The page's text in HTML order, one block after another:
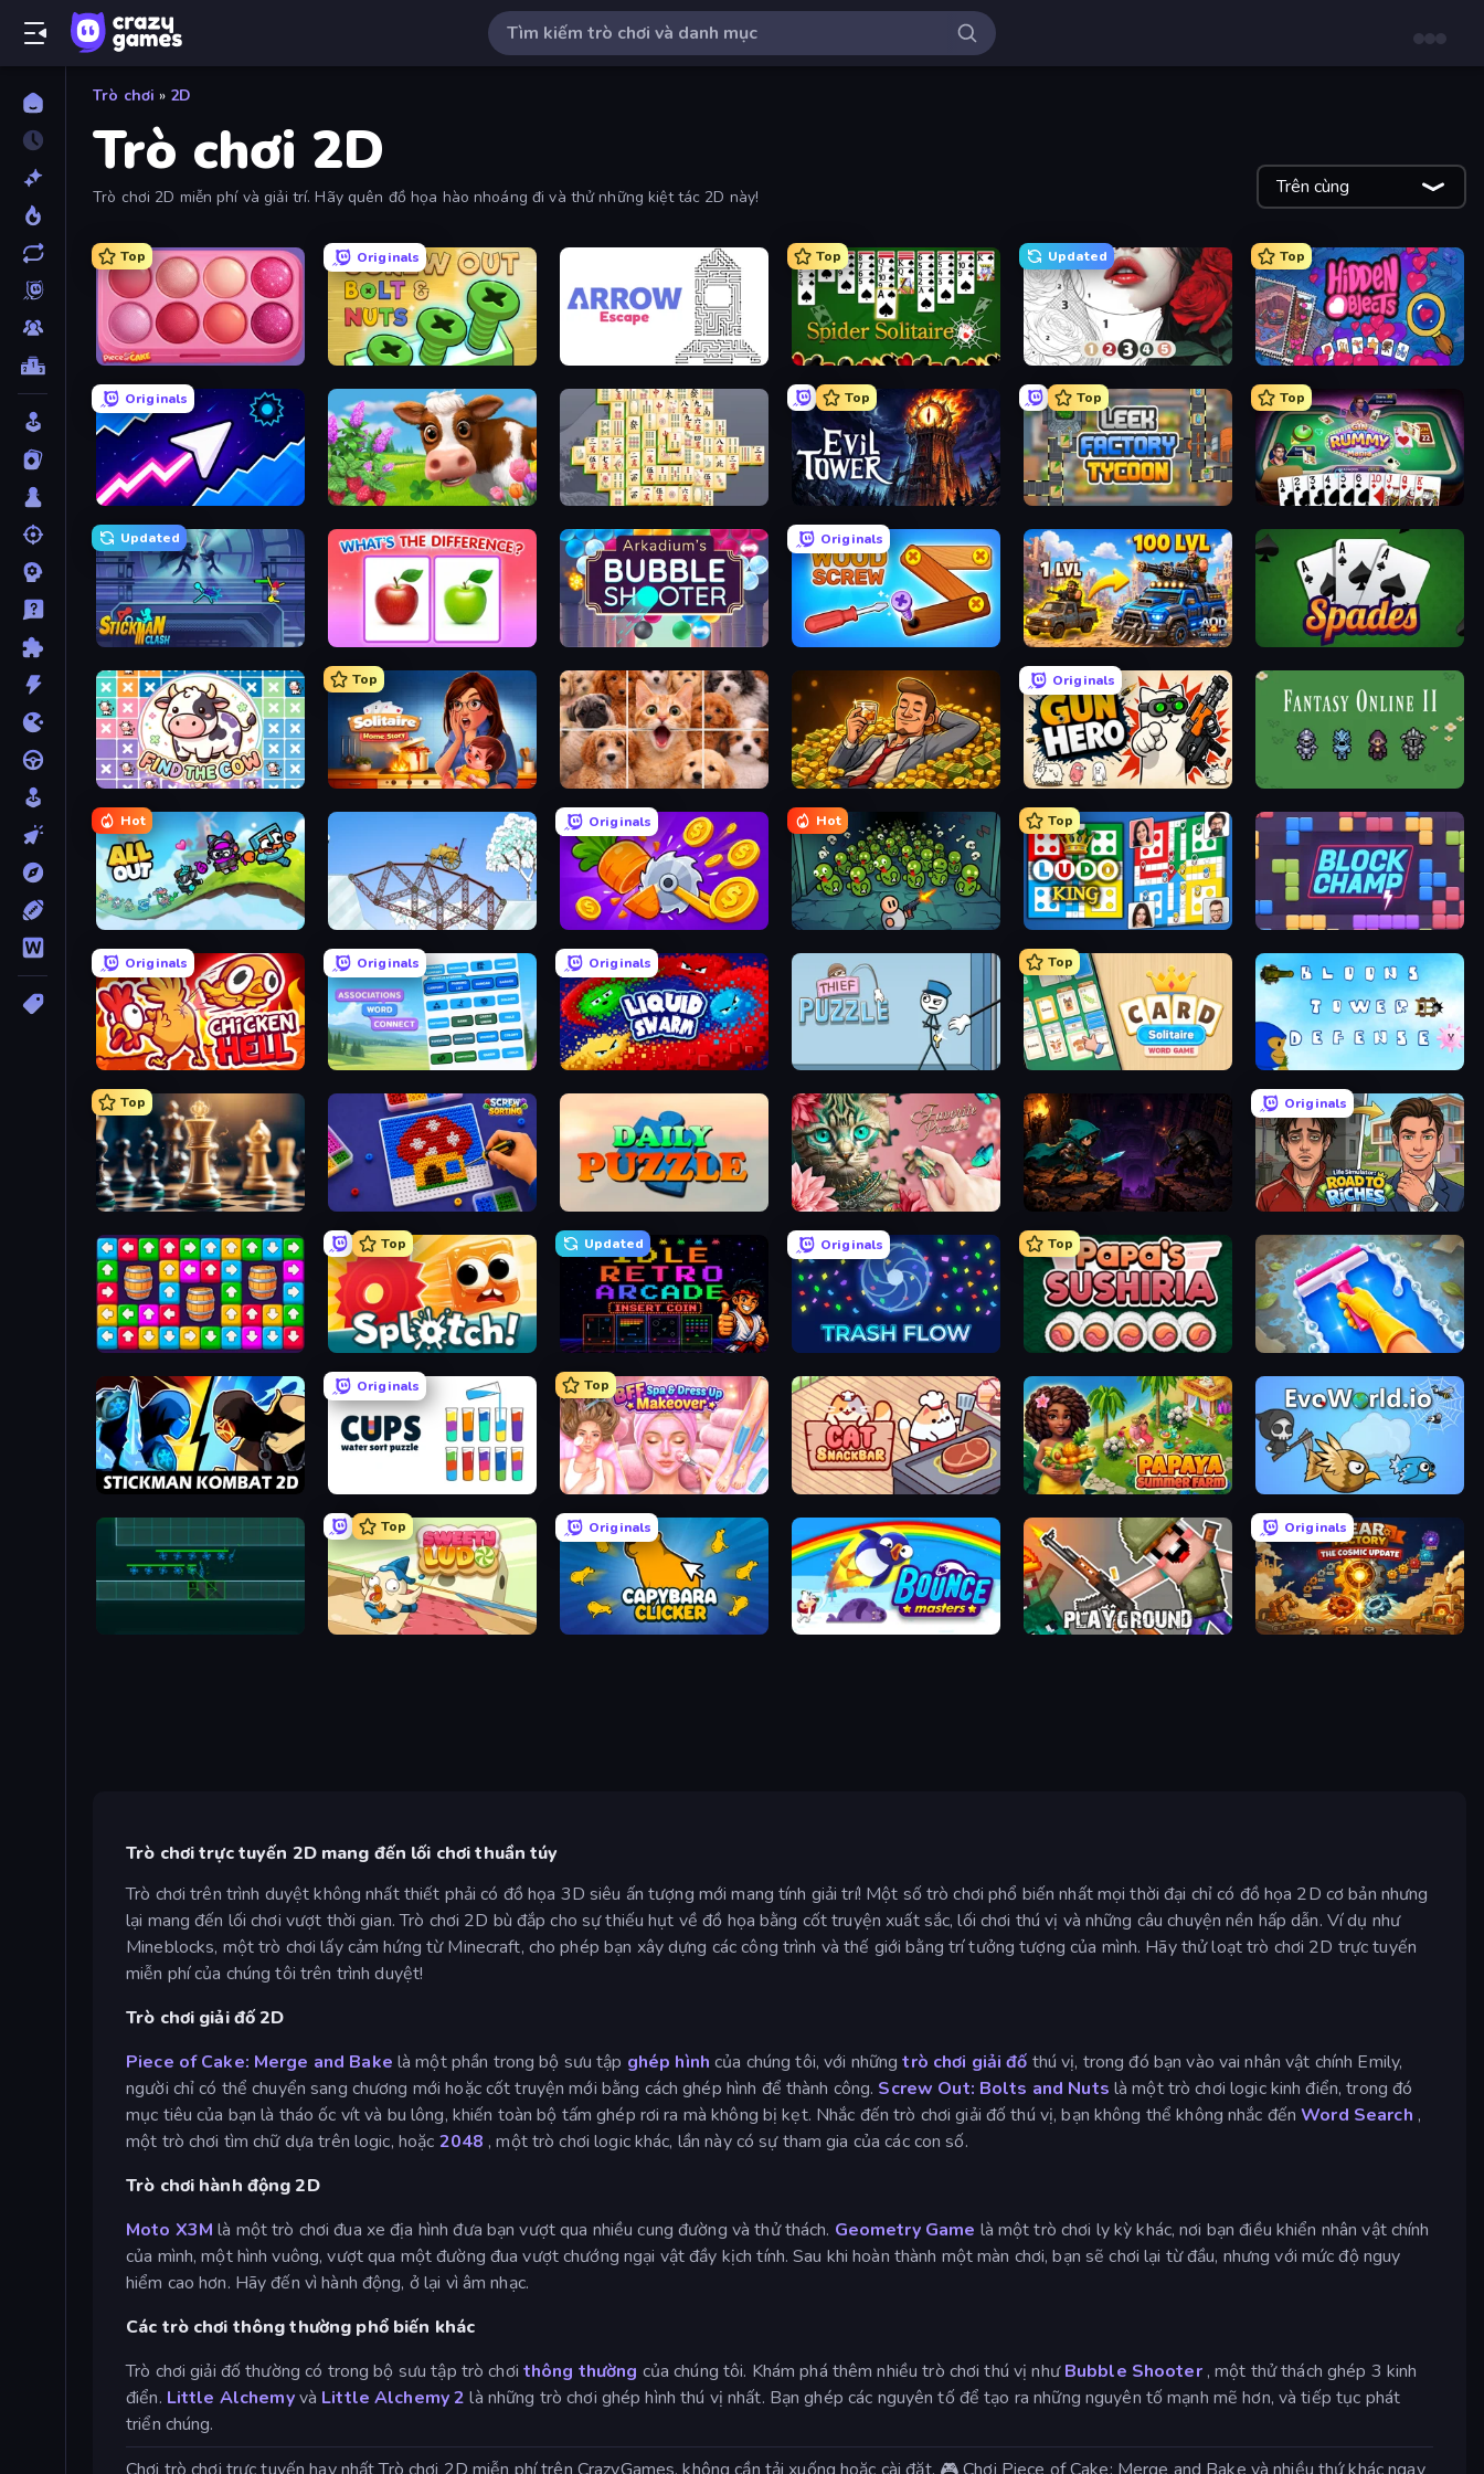
Trò chơi » 2D
Trò chơi 2D
Trò chơi 2D miễn phí và giải trí. Hãy quên đồ họa hào nhoáng đi và thử những kiệt tác 2D này! Trên cùng
Top
Piece of Cake: Merge and Bake
Originals
Screw Out: Bolts and Nuts
Top
Spider Solitaire
Updated
Numicolor
Top
Hidden Objects
Originals
Space Waves Country Life Meadows Mahjong Online
Top
Evil Tower
Top
Leek Factory Tycoon
Top
Gin Rummy Mania
Updated
Stickman Clash What's The Difference? Arkadium's Bubble Shooter
Originals
Wood Screw: Bolts Puzzle AOD - Art Of Defense Spades
Find The Cow
Top
Solitaire Home Story Jigpic Solitaire Idle Billionaire Tycoon
Originals
Gun Hero: Cat Survival
Hot
All Out Railway Bridge
Originals
Farm Ring Idle
Hot
Base Defence
Top
Ludo King Block Champ
Originals
Chicken Hell
Originals
Associations - Word Connect
Originals
Liquid Swarm Thief Puzzle
Top
Card Solitaire: Word Game Bloons Tower Defense 3
Top
Chess Free Screw Sorting Favorite Puzzles Dungeon Descent
Originals
Life Simulator: Road to Riches
Tap Away Story
Top
Splotch!
Updated
Idle Retro Arcade
Originals
Trash Flow
Top
Papa's Sushiria Hotel Rush: Merge Story
Stickman Kombat 2D
Originals Top
BFF Makeover - Spa & Dress Up Cat Snack Bar Papaya Summer Farm EvoWorld.io (FlyOrDie.io)
Top
Sweety Ludo
Originals
Capybara Clicker Bouncemasters Playground
Originals
Gear Factory
Trò chơi trực tuyến 2D mang đến lối chơi thuần túy
Trò chơi trên trình duyệt không nhất thiết phải có đồ họa 3D siêu ấn tượng mới mang tính giải trí! Một số trò chơi phổ biến nhất mọi thời đại chỉ có đồ họa 2D cơ bản nhưng
lại mang đến lối chơi vượt thời gian. Trò chơi 2D bù đắp cho sự thiếu hụt về đồ họa bằng cốt truyện xuất sắc, lối chơi thú vị và những câu chuyện nền hấp dẫn. Ví dụ như
Mineblocks, một trò chơi lấy cảm hứng từ Minecraft, cho phép bạn xây dựng các công trình và thế giới bằng trí tưởng tượng của mình. Hãy thử loạt trò chơi 2D trực tuyến
miễn phí của chúng tôi trên trình duyệt!
Trò chơi giải đố 2D
Piece of Cake: Merge and Bake là một phần trong bộ sưu tập ghép hình của chúng tôi, với nhữngtrò chơi giải đố thú vị, trong đó bạn vào vai nhân vật chính Emily,
người chỉ có thể chuyển sang chương mới hoặc cốt truyện mới bằng cách ghép hình để thành công. Screw Out: Bolts and Nuts là một trò chơi logic kinh điển, trong đó
mục tiêu của bạn là tháo ốc vít và bu lông, khiến toàn bộ tấm ghép rơi ra mà không bị kẹt. Nhắc đến trò chơi giải đố thú vị, bạn không thể không nhắc đếnWord Search ,
một trò chơi tìm chữ dựa trên logic, hoặc 2048 , một trò chơi logic khác, lần này có sự tham gia của các con số.
Trò chơi hành động 2D
Moto X3M là một trò chơi đua xe địa hình đưa bạn vượt qua nhiều cung đường và thử thách. Geometry Game là một trò chơi ly kỳ khác, nơi bạn điều khiển nhân vật chính
của mình, một hình vuông, vượt qua một đường đua vượt chướng ngại vật đầy kịch tính. Sau khi hoàn thành một màn chơi, bạn sẽ chơi lại từ đầu, nhưng với mức độ nguy
hiểm cao hơn. Hãy đến vì hành động, ở lại vì âm nhạc.
Các trò chơi thông thường phổ biến khác
Trò chơi giải đố thường có trong bộ sưu tập trò chơi thông thường của chúng tôi. Khám phá thêm nhiều trò chơi thú vị nhưBubble Shooter, một thử thách ghép 3 kinh
điển. Little Alchemyvà Little Alchemy 2 là những trò chơi ghép hình thú vị nhất. Bạn ghép các nguyên tố để tạo ra những nguyên tố mạnh mẽ hơn, và tiếp tục phát
triển chúng.